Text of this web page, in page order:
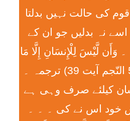
کی حالت نہیں بدلتا
نہ بدلیں جو ان کے
وَأَن لَّيْسَ لِلْإِنسَانِ إِلَّا مَا
سَعَی (سورت 53 النّجم آیت 39) ترجمہ ۔
کیلئے صرف وہی ہے
اس نے کی ۔ ۔ ۔